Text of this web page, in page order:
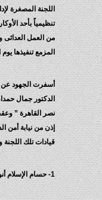
اللجنة المصغرة
تنظيمياً بأحد
من العمل العدائى
المزمع تنفيذها يوم
الدكتور جمال
نصر القاهرة ”
قيادات تلك
1- حسام الإسلام أنور محمد سلام .